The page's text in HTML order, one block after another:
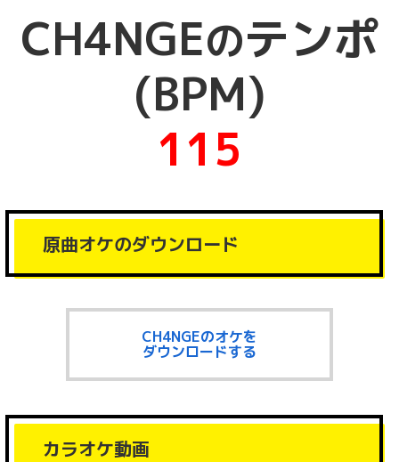
CH4NGEのテンポ
(BPM)
115
原曲オケのダウンロード
CH4NGEのオケを
ダウンロードする
カラオケ動画